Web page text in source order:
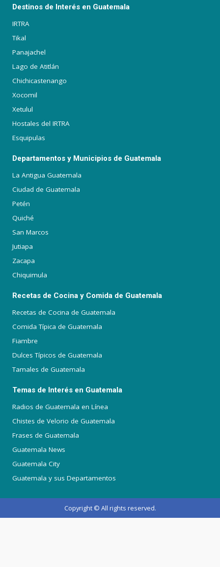
Destinos de Interés en Guatemala
IRTRA
Tikal
Panajachel
Lago de Atitlán
Chichicastenango
Xocomil
Xetulul
Hostales del IRTRA
Esquipulas
Departamentos y Municipios de Guatemala
La Antigua Guatemala
Ciudad de Guatemala
Petén
Quiché
San Marcos
Jutiapa
Zacapa
Chiquimula
Recetas de Cocina y Comida de Guatemala
Recetas de Cocina de Guatemala
Comida Típica de Guatemala
Fiambre
Dulces Típicos de Guatemala
Tamales de Guatemala
Temas de Interés en Guatemala
Radios de Guatemala en Línea
Chistes de Velorio de Guatemala
Frases de Guatemala
Guatemala News
Guatemala City
Guatemala y sus Departamentos
Copyright © All rights reserved.